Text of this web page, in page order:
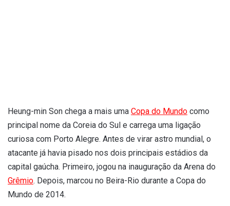
Heung-min Son chega a mais uma Copa do Mundo como
principal nome da Coreia do Sul e carrega uma ligação
curiosa com Porto Alegre. Antes de virar astro mundial, o
atacante já havia pisado nos dois principais estádios da
capital gaúcha. Primeiro, jogou na inauguração da Arena do
Grêmio. Depois, marcou no Beira-Rio durante a Copa do
Mundo de 2014.